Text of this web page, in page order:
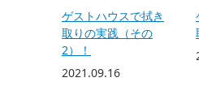
ゲストハウスで拭き
取りの実践（その
2）！
2021.09.16